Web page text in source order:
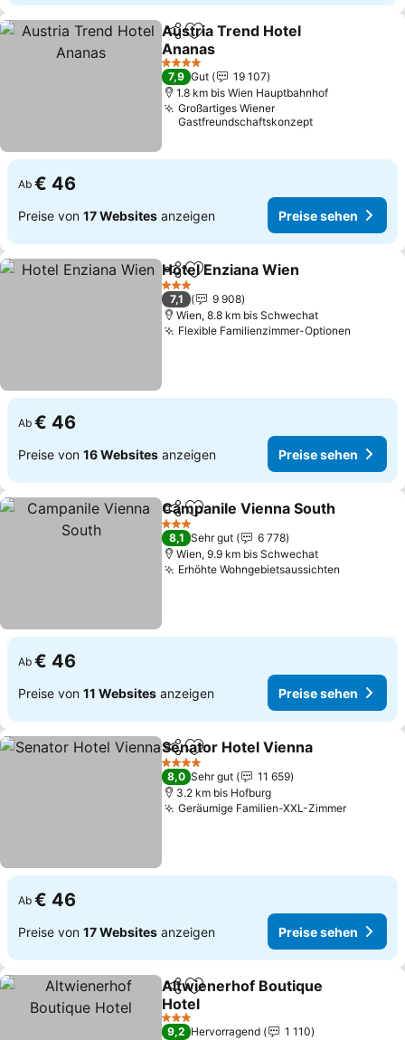
TeilenZu Favoriten hinzufügen
Austria Trend Hotel
Ananas
4 Sterne
7,9 Gut
19 107
1.8 km bis Wien Hauptbahnhof
Großartiges Wiener
Gastfreundschaftskonzept
Ab € 46
Preise von 17 Websites anzeigen Preise sehen
TeilenZu Favoriten hinzufügen
Hotel Enziana Wien
3 Sterne
7,1
9 908
Wien, 8.8 km bis Schwechat
Flexible Familienzimmer-Optionen
Ab € 46
Preise von 16 Websites anzeigen Preise sehen
TeilenZu Favoriten hinzufügen
Campanile Vienna South
3 Sterne
8,1 Sehr gut
6 778
Wien, 9.9 km bis Schwechat
Erhöhte Wohngebietsaussichten
Ab € 46
Preise von 11 Websites anzeigen Preise sehen
TeilenZu Favoriten hinzufügen
Senator Hotel Vienna
4 Sterne
8,0 Sehr gut
11 659
3.2 km bis Hofburg
Geräumige Familien-XXL-Zimmer
Ab € 46
Preise von 17 Websites anzeigen Preise sehen
TeilenZu Favoriten hinzufügen
Altwienerhof Boutique
Hotel
3 Sterne
9,2 Hervorragend
1 110